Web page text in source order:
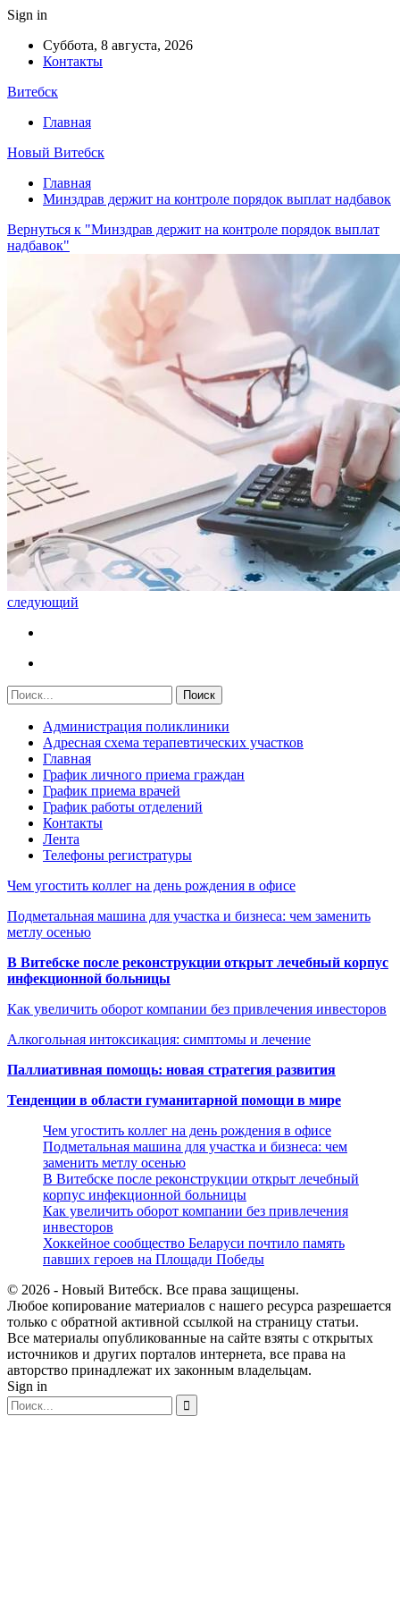
Sign in
Суббота, 8 августа, 2026
Контакты
Витебск
Главная
Новый Витебск
Главная
Минздрав держит на контроле порядок выплат надбавок
Вернуться к "Минздрав держит на контроле порядок выплат
надбавок"
следующий
Администрация поликлиники
Адресная схема терапевтических участков
Главная
График личного приема граждан
График приема врачей
График работы отделений
Контакты
Лента
Телефоны регистратуры
Чем угостить коллег на день рождения в офисе
Подметальная машина для участка и бизнеса: чем заменить
метлу осенью
В Витебске после реконструкции открыт лечебный корпус
инфекционной больницы
Как увеличить оборот компании без привлечения инвесторов
Алкогольная интоксикация: симптомы и лечение
Паллиативная помощь: новая стратегия развития
Тенденции в области гуманитарной помощи в мире
Чем угостить коллег на день рождения в офисе
Подметальная машина для участка и бизнеса: чем
заменить метлу осенью
В Витебске после реконструкции открыт лечебный
корпус инфекционной больницы
Как увеличить оборот компании без привлечения
инвесторов
Хоккейное сообщество Беларуси почтило память
павших героев на Площади Победы
© 2026 - Новый Витебск. Все права защищены.
Любое копирование материалов с нашего ресурса разрешается
только с обратной активной ссылкой на страницу статьи.
Все материалы опубликованные на сайте взяты с открытых
источников и других порталов интернета, все права на
авторство принадлежат их законным владельцам.
Sign in